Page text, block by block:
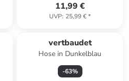
11,99 €
UVP: 25,99 €*
vertbaudet
Hose in Dunkelblau
-63%